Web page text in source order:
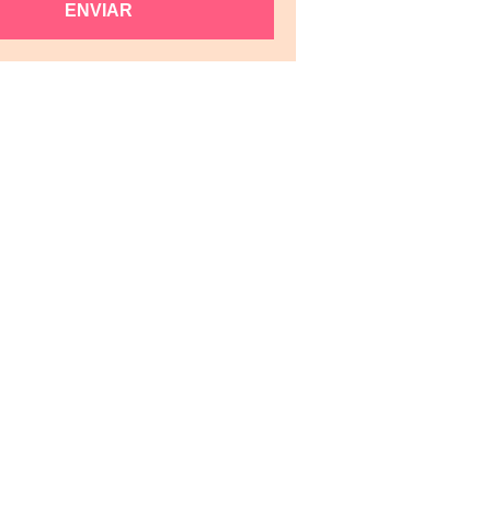
ENVIAR